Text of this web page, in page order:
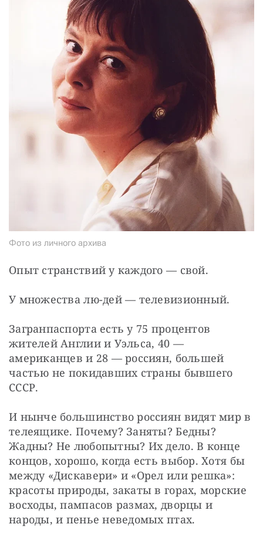
Фото из личного архива
Опыт странствий у каждого — свой.
У множества лю-дей — телевизионный.
Загранпаспорта есть у 75 процентов
жителей Англии и Уэльса, 40 —
американцев и 28 — россиян, большей
частью не покидавших страны бывшего
СССР.
И нынче большинство россиян видят мир в
телеящике. Почему? Заняты? Бедны?
Жадны? Не любопытны? Их дело. В конце
концов, хорошо, когда есть выбор. Хотя бы
между «Дискавери» и «Орел или решка»:
красоты природы, закаты в горах, морские
восходы, пампасов размах, дворцы и
народы, и пенье неведомых птах.
СТАТЬ СОУЧАСТНИКОМ
ПОДЕЛИТЬСЯ С ДРУЗЬЯМИ
Если у вас есть вопросы, пишите donate@novayagazeta.ru
+7 (929) 612-03-68